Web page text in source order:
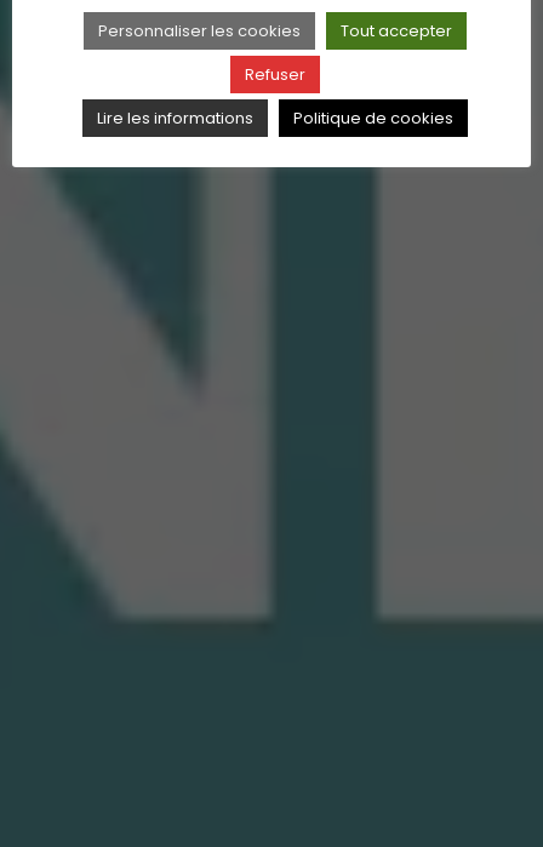
Personnaliser les cookies
Tout accepter
Refuser
Lire les informations
Politique de cookies